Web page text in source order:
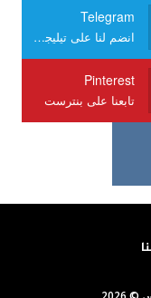
Telegram
انضم لنا على تيليجرام
Pinterest
تابعنا على بنترست